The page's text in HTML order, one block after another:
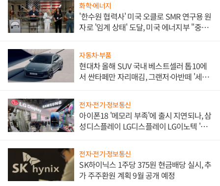
화학·에너지
'한수원 협력사' 미국 오클로 SMR 연구용 원
자로 '임계 상태' 도달, 미국 에너지부 "중요
자동차·부품
현대차 올해 SUV 국내 베스트셀러 톱10에
서 싼타페만 자리매김, 그랜저·아반떼 '세단
전자·전기·정보통신
아이폰18 '메모리 부족'에 출시 지연되나, 삼
성디스플레이 LG디스플레이 LG이노텍 '탈
전자·전기·정보통신
SK하이닉스 1주당 375원 현금배당 실시, 추
가 주주환원 계획 9월 공개 예정